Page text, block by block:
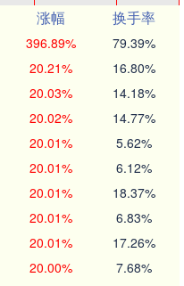
涨幅
换手率
396.89% 79.39%
20.21% 16.80%
20.03% 14.18%
20.02% 14.77%
20.01% 5.62%
20.01% 6.12%
20.01% 18.37%
20.01% 6.83%
20.01% 17.26%
20.00% 7.68%